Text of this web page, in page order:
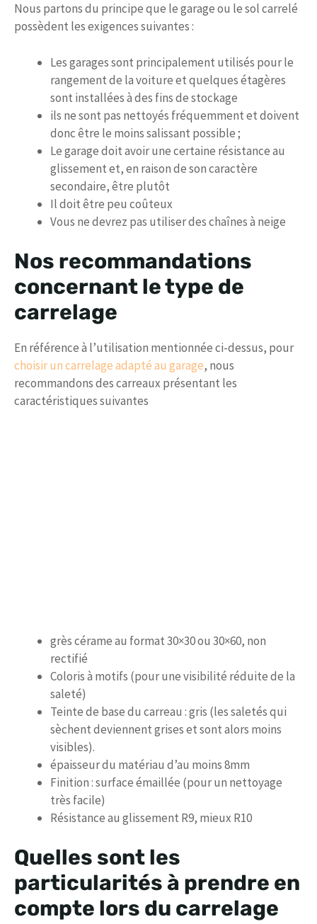
Nous partons du principe que le garage ou le sol carrelé
possèdent les exigences suivantes :
Les garages sont principalement utilisés pour le
rangement de la voiture et quelques étagères
sont installées à des fins de stockage
ils ne sont pas nettoyés fréquemment et doivent
donc être le moins salissant possible ;
Le garage doit avoir une certaine résistance au
glissement et, en raison de son caractère
secondaire, être plutôt
Il doit être peu coûteux
Vous ne devrez pas utiliser des chaînes à neige
Nos recommandations
concernant le type de
carrelage
En référence à l’utilisation mentionnée ci-dessus, pour
choisir un carrelage adapté au garage, nous
recommandons des carreaux présentant les
caractéristiques suivantes
grès cérame au format 30×30 ou 30×60, non
rectifié
Coloris à motifs (pour une visibilité réduite de la
saleté)
Teinte de base du carreau : gris (les saletés qui
sèchent deviennent grises et sont alors moins
visibles).
épaisseur du matériau d’au moins 8mm
Finition : surface émaillée (pour un nettoyage
très facile)
Résistance au glissement R9, mieux R10
Quelles sont les
particularités à prendre en
compte lors du carrelage